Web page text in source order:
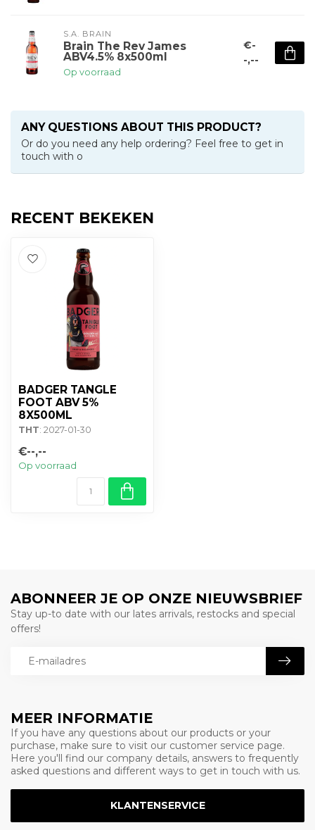
S.A. BRAIN
Brain The Rev James
ABV4.5% 8x500ml
Op voorraad
€-
-,--
ANY QUESTIONS ABOUT THIS PRODUCT?
Or do you need any help ordering? Feel free to get in
touch with o
RECENT BEKEKEN
BADGER TANGLE
FOOT ABV 5%
8X500ML
THT: 2027-01-30
€--,--
Op voorraad
MEER INFORMATIE
If you have any questions about our products or your
purchase, make sure to visit our customer service page.
Here you'll find our company details, answers to frequently
asked questions and different ways to get in touch with us.
KLANTENSERVICE
ABONNEER JE OP ONZE NIEUWSBRIEF
Stay up-to date with our lates arrivals, restocks and special
offers!